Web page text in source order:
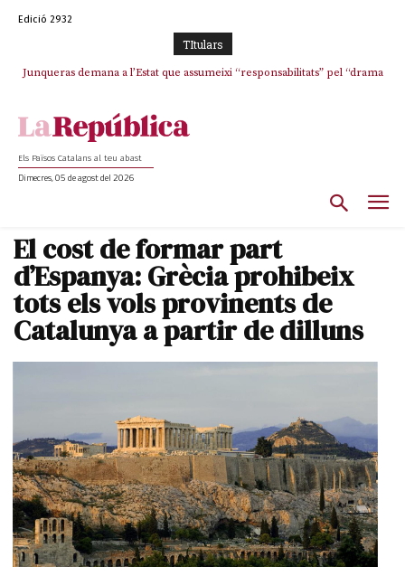
Edició 2932
TItulars
Junqueras demana a l’Estat que assumeixi “responsabilitats” pel “drama
L’abandonament de les seleccions catalanes per part de la UFEC
Els Països Catalans al teu abast
Dimecres, 05 de agost del 2026
El cost de formar part
d’Espanya: Grècia prohibeix
tots els vols provinents de
Catalunya a partir de dilluns